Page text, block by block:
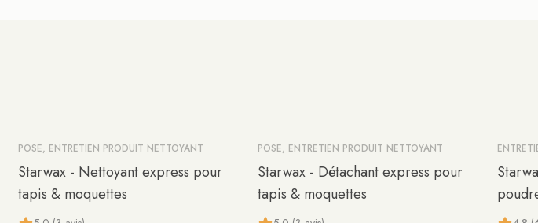
POSE, ENTRETIEN PRODUIT NETTOYANT
Starwax - Nettoyant express pour
tapis & moquettes
POSE, ENTRETIEN PRODUIT NETTOYANT
Starwax - Détachant express pour
tapis & moquettes